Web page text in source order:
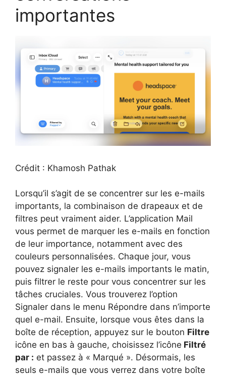
importantes
Crédit : Khamosh Pathak
Lorsqu’il s’agit de se concentrer sur les e-mails
importants, la combinaison de drapeaux et de
filtres peut vraiment aider. L’application Mail
vous permet de marquer les e-mails en fonction
de leur importance, notamment avec des
couleurs personnalisées. Chaque jour, vous
pouvez signaler les e-mails importants le matin,
puis filtrer le reste pour vous concentrer sur les
tâches cruciales. Vous trouverez l’option
Signaler dans le menu Répondre dans n’importe
quel e-mail. Ensuite, lorsque vous êtes dans la
boîte de réception, appuyez sur le bouton Filtre
icône en bas à gauche, choisissez l’icône Filtré
par : et passez à « Marqué ». Désormais, les
seuls e-mails que vous verrez dans votre boîte